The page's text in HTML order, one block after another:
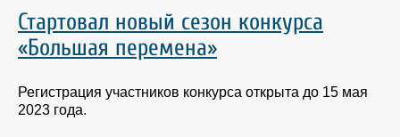
Стартовал новый сезон конкурса
«Большая перемена»
Регистрация участников конкурса открыта до 15 мая
2023 года.